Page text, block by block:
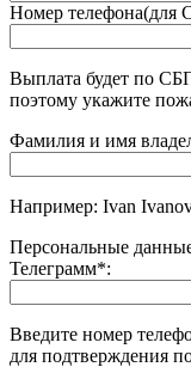
Номер телефона(для
Выплата будет по
поэтому укажите
Фамилия и имя
Например: Ivan
Персональные
Телеграмм*:
Введите номер
для подтверждения